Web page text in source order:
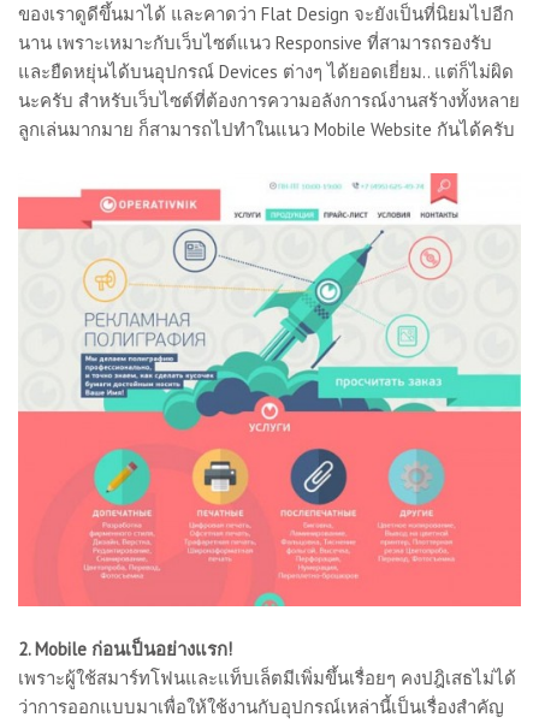
ของเราดูดีขึ้นมาได้ และคาดว่า Flat Design จะยังเป็นที่นิยมไปอีก
นาน เพราะเหมาะกับเว็บไซต์แนว Responsive ที่สามารถรองรับ
และยืดหยุ่นได้บนอุปกรณ์ Devices ต่างๆ ได้ยอดเยี่ยม.. แต่ก็ไม่ผิด
นะครับ สำหรับเว็บไซต์ที่ต้องการความอลังการณ์งานสร้างทั้งหลาย
ลูกเล่นมากมาย ก็สามารถไปทำในแนว Mobile Website กันได้ครับ
2. Mobile ก่อนเป็นอย่างแรก!
เพราะผู้ใช้สมาร์ทโฟนและแท็บเล็ตมีเพิ่มขึ้นเรื่อยๆ คงปฎิเสธไม่ได้
ว่าการออกแบบมาเพื่อให้ใช้งานกับอุปกรณ์เหล่านี้เป็นเรื่องสำคัญ